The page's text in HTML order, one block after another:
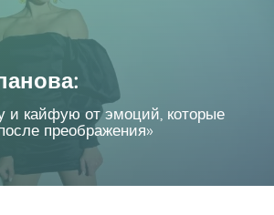
и кайфую от эмоций, которые
преображения»